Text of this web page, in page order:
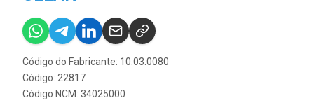
Código do Fabricante: 10.03.0080
Código: 22817
Código NCM: 34025000